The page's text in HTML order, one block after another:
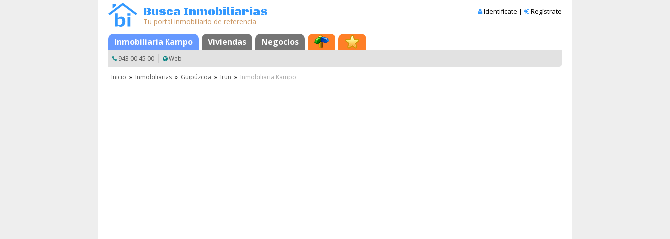
Busca Inmobiliarias
Tu portal inmobiliario de referencia
Identifícate | Regístrate
Inmobiliaria Kampo Viviendas Negocios
Favoritos
943 00 45 00 Web
Inicio » Inmobiliarias » Guipúzcoa » Irun » Inmobiliaria Kampo